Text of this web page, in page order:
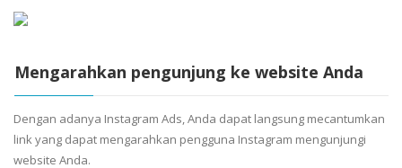
Mengarahkan pengunjung ke website Anda
Dengan adanya Instagram Ads, Anda dapat langsung mecantumkan
link yang dapat mengarahkan pengguna Instagram mengunjungi
website Anda.